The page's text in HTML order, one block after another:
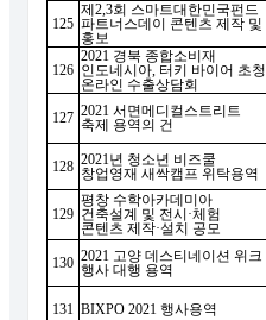
125
제 2,3회 스마트대한민국펀드
파트너스데이 콘텐츠 제작 및
홍보
126
2021 경북 종합소비재
인도네시아, 터키 바이어 초청
온라인 수출상담회
127 2021 서면메디컬스트리트
축제 용역의 건
128 2021년 청소년 비즈쿨
창업영재 새싹캠프 위탁용역
129
평창 수학아카데미아
건축설계 및 전시 ·체험
콘텐츠 제작·설치 공모
130 2021 고양 데스티네이션 위크
행사 대행 용역
131 BIXPO 2021 행사용역